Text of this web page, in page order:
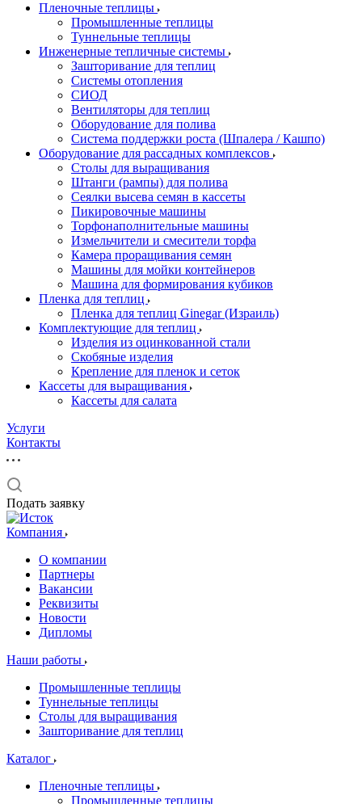
Пленочные теплицы
Промышленные теплицы
Туннельные теплицы
Инженерные тепличные системы
Зашторивание для теплиц
Системы отопления
СИОД
Вентиляторы для теплиц
Оборудование для полива
Система поддержки роста (Шпалера / Кашпо)
Оборудование для рассадных комплексов
Столы для выращивания
Штанги (рампы) для полива
Сеялки высева семян в кассеты
Пикировочные машины
Торфонаполнительные машины
Измельчители и смесители торфа
Камера проращивания семян
Машины для мойки контейнеров
Машина для формирования кубиков
Пленка для теплиц
Пленка для теплиц Ginegar (Израиль)
Комплектующие для теплиц
Изделия из оцинкованной стали
Скобяные изделия
Крепление для пленок и сеток
Кассеты для выращивания
Кассеты для салата
Услуги
Контакты
Подать заявку
Компания
О компании
Партнеры
Вакансии
Реквизиты
Новости
Дипломы
Наши работы
Промышленные теплицы
Туннельные теплицы
Столы для выращивания
Зашторивание для теплиц
Каталог
Пленочные теплицы
Промышленные теплицы